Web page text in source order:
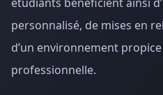
personnalisé, de mises en
d’un environnement
professionnelle.